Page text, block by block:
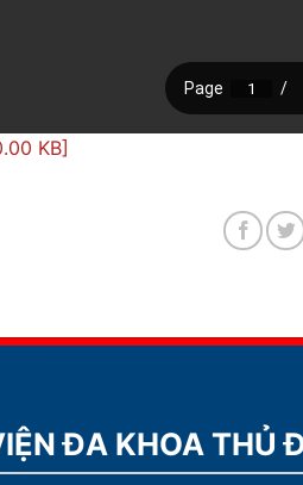
KB]
ĐA KHOA THỦ